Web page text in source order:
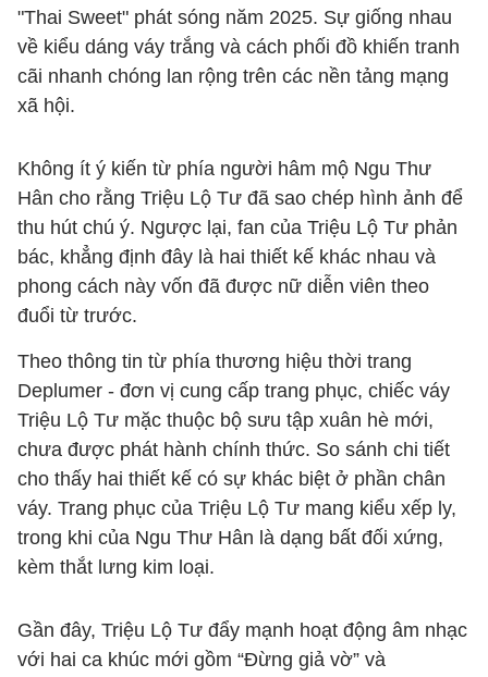
"Thai Sweet" phát sóng năm 2025. Sự giống nhau
về kiểu dáng váy trắng và cách phối đồ khiến tranh
cãi nhanh chóng lan rộng trên các nền tảng mạng
xã hội.
Không ít ý kiến từ phía người hâm mộ Ngu Thư
Hân cho rằng Triệu Lộ Tư đã sao chép hình ảnh để
thu hút chú ý. Ngược lại, fan của Triệu Lộ Tư phản
bác, khẳng định đây là hai thiết kế khác nhau và
phong cách này vốn đã được nữ diễn viên theo
đuổi từ trước.
Theo thông tin từ phía thương hiệu thời trang
Deplumer - đơn vị cung cấp trang phục, chiếc váy
Triệu Lộ Tư mặc thuộc bộ sưu tập xuân hè mới,
chưa được phát hành chính thức. So sánh chi tiết
cho thấy hai thiết kế có sự khác biệt ở phần chân
váy. Trang phục của Triệu Lộ Tư mang kiểu xếp ly,
trong khi của Ngu Thư Hân là dạng bất đối xứng,
kèm thắt lưng kim loại.
Gần đây, Triệu Lộ Tư đẩy mạnh hoạt động âm nhạc
với hai ca khúc mới gồm “Đừng giả vờ” và